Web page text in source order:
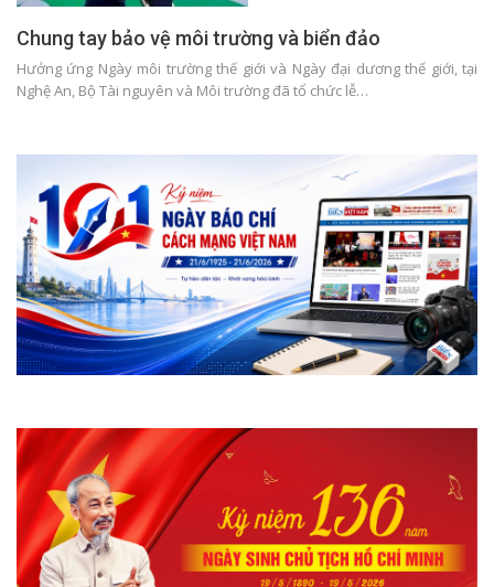
Chung tay bảo vệ môi trường và biển đảo
Hưởng ứng Ngày môi trường thế giới và Ngày đại dương thế giới, tại
Nghệ An, Bộ Tài nguyên và Môi trường đã tổ chức lễ…